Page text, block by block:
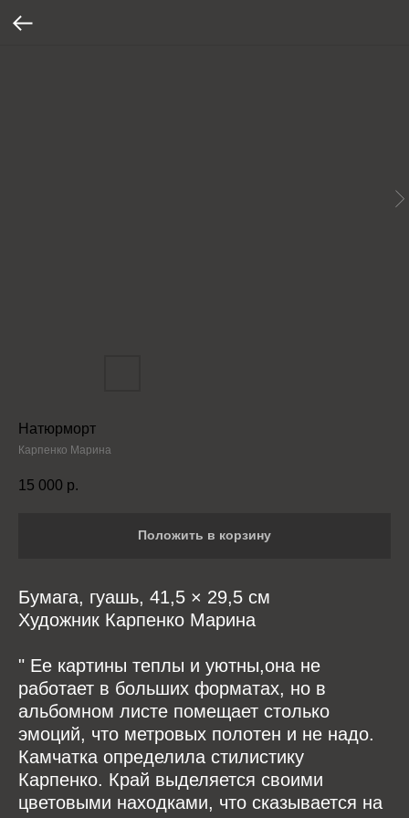
Натюрморт
Карпенко Марина
15 000 р.
Положить в корзину
Бумага, гуашь, 41,5 × 29,5 см
Художник Карпенко Марина
" Ее картины теплы и уютны,она не
работает в больших форматах, но в
альбомном листе помещает столько
эмоций, что метровых полотен и не надо.
Камчатка определила стилистику
Карпенко. Край выделяется своими
цветовыми находками, что сказывается на